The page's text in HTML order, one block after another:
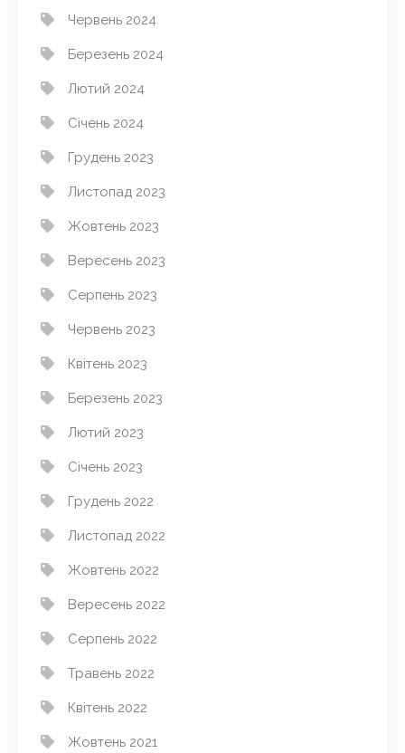
Червень 2024
Березень 2024
Лютий 2024
Січень 2024
Грудень 2023
Листопад 2023
Жовтень 2023
Вересень 2023
Серпень 2023
Червень 2023
Квітень 2023
Березень 2023
Лютий 2023
Січень 2023
Грудень 2022
Листопад 2022
Жовтень 2022
Вересень 2022
Серпень 2022
Травень 2022
Квітень 2022
Жовтень 2021